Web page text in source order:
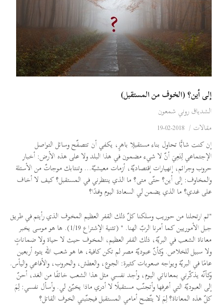
إلى أين؟ (الخوف من المستقبل)
الشدياق روني شمعون
مقالات /
إن كنت شابًّا تحاول بناء مستقبلٍا باهرٍ، يكفي أن تتصفّح وسائل التواصل
الإجتماعي لِتَعِيَ أنّ لا شيء مضمون في هذا البلد ولا على هذه الأرض: أخبار
حروب وجرائم، إنهيارات إقتصاديّة، أزمات معيشيّة... وتنتابك موجاتٌ من الأسئلة
والمخاوف: إلى أين؟ حتّى متى؟ ما الذي ينتظرني في المستقبل؟ كيف لا أخاف
على غدي؟ ما الذي يضمن لي السعادة اليوم وغدًا؟
"ثم ارتحلنا من حوريب وسلكنا كلّ ذلك القفر العظيم المخوف الذي رأيتم في طريق
جبل الأموريين كما أمرنا الربّ الهنا. " (تثنية الإشتراع 1/19). ها هو موسى يخبر
معاناة الشعب في البريّة، ذلك القفر العظيم، المخوف حيث لا حياة ولا ضماناتٍ
ولا سبيل للخلاص. وكأنّ عبوديّة مصر لم تكن كافية، ها هو شعب الله يتوه أربعين
عامًا في البريّة ويواجه صعوبات كثيرة: الجوع، والعطش، والحروب، والأفاعي واليأس.
وكأنّه يذكّرني بمعاناتي اليوم، وأجد نفسي مثل هذا الشعب خائفًا من الغد، أحنّ
إلى العبوديّة التي أعرفها وأتجنّب مستقبلًا لا أدري ماذا يخبّئ لي. وأسأل نفسي: لِمَ
كلّ هذه المعاناة؟ لِمَ لا يتّضح أمامي المستقبل فيجنّبني الخوف القاتل؟